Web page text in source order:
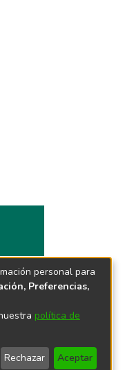
personal para
Preferencias,
política de
Rechazar Aceptar